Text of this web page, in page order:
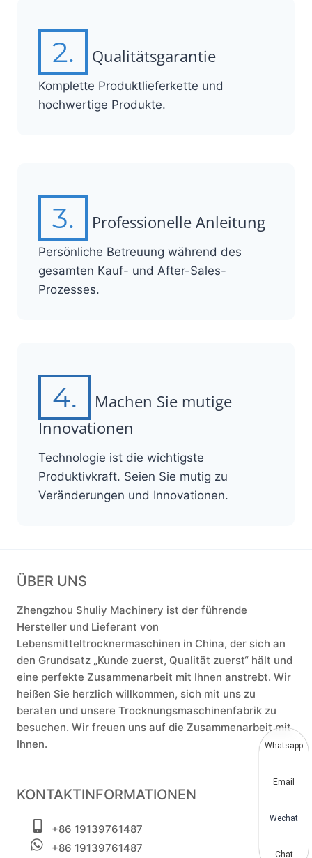
2. Qualitätsgarantie
Komplette Produktlieferkette und
hochwertige Produkte.
3. Professionelle Anleitung
Persönliche Betreuung während des
gesamten Kauf- und After-Sales-
Prozesses.
4.
Machen Sie mutige
Innovationen
Technologie ist die wichtigste
Produktivkraft. Seien Sie mutig zu
Veränderungen und Innovationen.
ÜBER UNS
Zhengzhou Shuliy Machinery ist der führende
Hersteller und Lieferant von
Lebensmitteltrocknermaschinen in China, der sich an
den Grundsatz „Kunde zuerst, Qualität zuerst“ hält und
eine perfekte Zusammenarbeit mit Ihnen anstrebt. Wir
heißen Sie herzlich willkommen, sich mit uns zu
beraten und unsere Trocknungsmaschinenfabrik zu
besuchen. Wir freuen uns auf die Zusammenarbeit mit
Ihnen.
KONTAKTINFORMATIONEN
+86 19139761487
+86 19139761487
Whatsapp
Email
Wechat
Chat